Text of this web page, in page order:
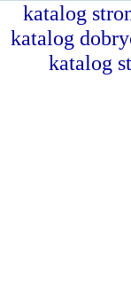
katalog
katalog
katalog